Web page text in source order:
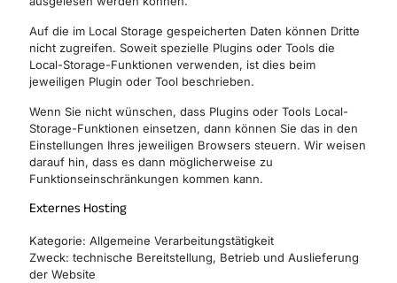
Auf die im Local Storage gespeicherten Daten können Dritte
nicht zugreifen. Soweit spezielle Plugins oder Tools die
Local-Storage-Funktionen verwenden, ist dies beim
jeweiligen Plugin oder Tool beschrieben.
Wenn Sie nicht wünschen, dass Plugins oder Tools Local-
Storage-Funktionen einsetzen, dann können Sie das in den
Einstellungen Ihres jeweiligen Browsers steuern. Wir weisen
darauf hin, dass es dann möglicherweise zu
Funktionseinschränkungen kommen kann.
Externes Hosting
Kategorie: Allgemeine Verarbeitungstätigkeit
Zweck: technische Bereitstellung, Betrieb und Auslieferung
der Website